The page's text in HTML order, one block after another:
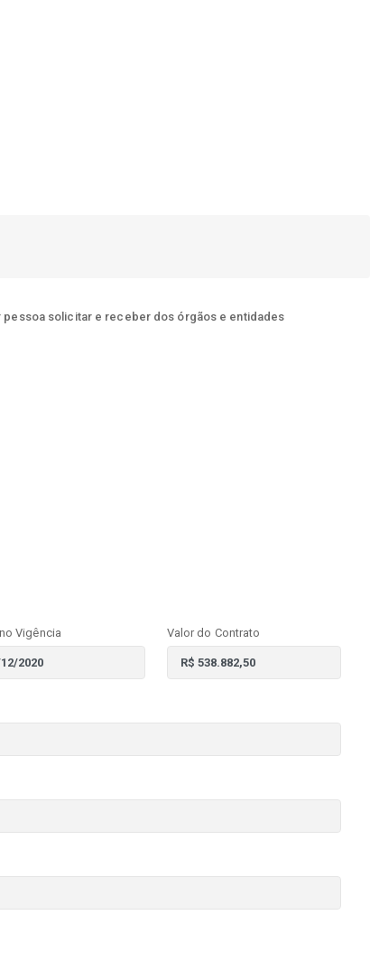
pessoa solicitar e receber dos órgãos e entidades
Vigência Valor do Contrato